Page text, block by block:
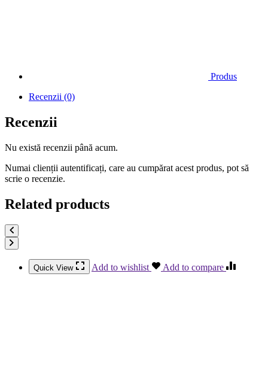
Produs
Recenzii (0)
Recenzii
Nu există recenzii până acum.
Numai clienții autentificați, care au cumpărat acest produs, pot să
scrie o recenzie.
Related products
Quick View Add to wishlist Add to compare